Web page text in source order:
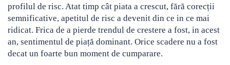
profilul de risc. Atat timp cât piata a crescut, fără corecții
semnificative, apetitul de risc a devenit din ce in ce mai
ridicat. Frica de a pierde trendul de crestere a fost, in acest
an, sentimentul de piață dominant. Orice scadere nu a fost
decat un foarte bun moment de cumparare.